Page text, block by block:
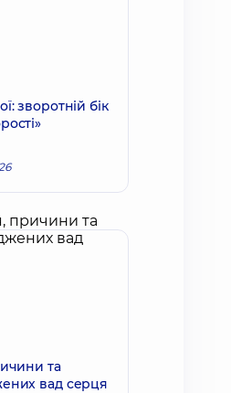
зворотній бік
та
вад серця